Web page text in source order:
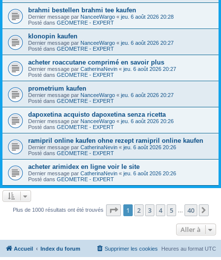
brahmi bestellen brahmi tee kaufen
Dernier message par NanceeWargo « jeu. 6 août 2026 20:28
Posté dans GEOMETRE - EXPERT
klonopin kaufen
Dernier message par NanceeWargo « jeu. 6 août 2026 20:27
Posté dans GEOMETRE - EXPERT
acheter roaccutane comprimé en savoir plus
Dernier message par CatherinaNevin « jeu. 6 août 2026 20:27
Posté dans GEOMETRE - EXPERT
prometrium kaufen
Dernier message par NanceeWargo « jeu. 6 août 2026 20:27
Posté dans GEOMETRE - EXPERT
dapoxetina acquisto dapoxetina senza ricetta
Dernier message par NanceeWargo « jeu. 6 août 2026 20:26
Posté dans GEOMETRE - EXPERT
ramipril online kaufen ohne rezept ramipril online kaufen
Dernier message par CatherinaNevin « jeu. 6 août 2026 20:26
Posté dans GEOMETRE - EXPERT
acheter arimidex en ligne voir le site
Dernier message par CatherinaNevin « jeu. 6 août 2026 20:26
Posté dans GEOMETRE - EXPERT
Plus de 1000 résultats ont été trouvés Page 1sur40
1 2 3 4 5 40
Aller à
Accueil Index du forum Heures au format UTC
Supprimer les cookies